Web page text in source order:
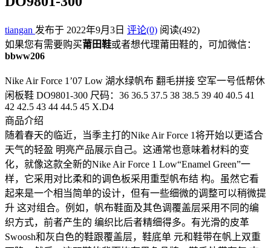
tiangan 发布于 2022年9月3日 评论(0) 阅读(492)
如果您有需要购买莆田鞋或者想代理莆田鞋的，可加微信：
bbww206
Nike Air Force 1’07 Low 湖水绿帆布 翻毛拼接 空军一号低帮休
闲板鞋 DO9801-300 尺码：36 36.5 37.5 38 38.5 39 40 40.5 41
42 42.5 43 44 44.5 45 X.D4
商品介绍
随着春天的临近，当季主打的Nike Air Force 1将开始以更适合
天气的轻盈 明亮产品展示自己。这通常也意味着材料的变
化，就像这款全新的Nike Air Force 1 Low“Enamel Green”一
样，它采用对比柔和的调色板采用重型帆布结 构。虽然它看
起来是一个相当简单的设计，但有一些细微的调整可以稍微提
升 这对组合。例如，帆布鞋面及其色调覆盖层采用不同的编
织方式，前者产生的 编织比后者精细得多。有光滑的皮革
Swoosh和灰白色的鞋跟覆盖层，鞋底单 元和鞋带在帆上双重